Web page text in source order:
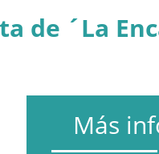
de ´La
Más